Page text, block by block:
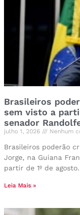
Brasileiros
sem visto a
senador
julho 1, 2026 Nenhum
Brasileiros poderão
Jorge, na Guiana
partir de 1º de
Leia Mais »